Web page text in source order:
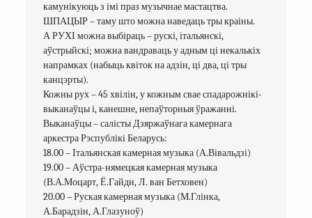
камунікуюць з імі праз музычнае мастацтва.
ШПАЦЫР – таму што можна наведаць тры краіны.
А РУХІ можна выбіраць – рускі, італьянскі,
аўстрыйскі; можна вандраваць у адным ці некалькіх
напрамках (набыць квіток на адзін, ці два, ці тры
канцэрты).
Кожны рух – 45 хвілін, у кожным свае спадарожнікі-
выканаўцы і, канешне, непаўторныя ўражанні.
Выканаўцы – салісты Дзяржаўнага камернага
аркестра Рэспублікі Беларусь:
18.00 – Iтальянская камерная музыка (А.Вівальдзі)
19.00 – Аўстра-нямецкая камерная музыка
(В.А.Моцарт, Ё.Гайдн, Л. ван Бетховен)
20.00 – Руская камерная музыка (М.Глінка,
А.Барадзін, А.Глазуноў)